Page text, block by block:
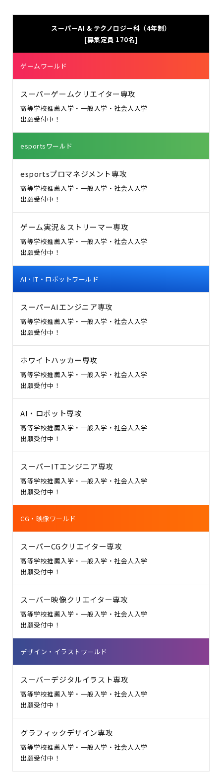
スーパーAI & テクノロジー科（4年制）
[募集定員 170名]
ゲームワールド
スーパーゲームクリエイター専攻
高等学校推薦入学・一般入学・社会人入学
出願受付中！
esportsワールド
esportsプロマネジメント専攻
高等学校推薦入学・一般入学・社会人入学
出願受付中！
ゲーム実況＆ストリーマー専攻
高等学校推薦入学・一般入学・社会人入学
出願受付中！
AI・IT・ロボットワールド
スーパーAIエンジニア専攻
高等学校推薦入学・一般入学・社会人入学
出願受付中！
ホワイトハッカー専攻
高等学校推薦入学・一般入学・社会人入学
出願受付中！
AI・ロボット専攻
高等学校推薦入学・一般入学・社会人入学
出願受付中！
スーパーITエンジニア専攻
高等学校推薦入学・一般入学・社会人入学
出願受付中！
CG・映像ワールド
スーパーCGクリエイター専攻
高等学校推薦入学・一般入学・社会人入学
出願受付中！
スーパー映像クリエイター専攻
高等学校推薦入学・一般入学・社会人入学
出願受付中！
デザイン・イラストワールド
スーパーデジタルイラスト専攻
高等学校推薦入学・一般入学・社会人入学
出願受付中！
グラフィックデザイン専攻
高等学校推薦入学・一般入学・社会人入学
出願受付中！